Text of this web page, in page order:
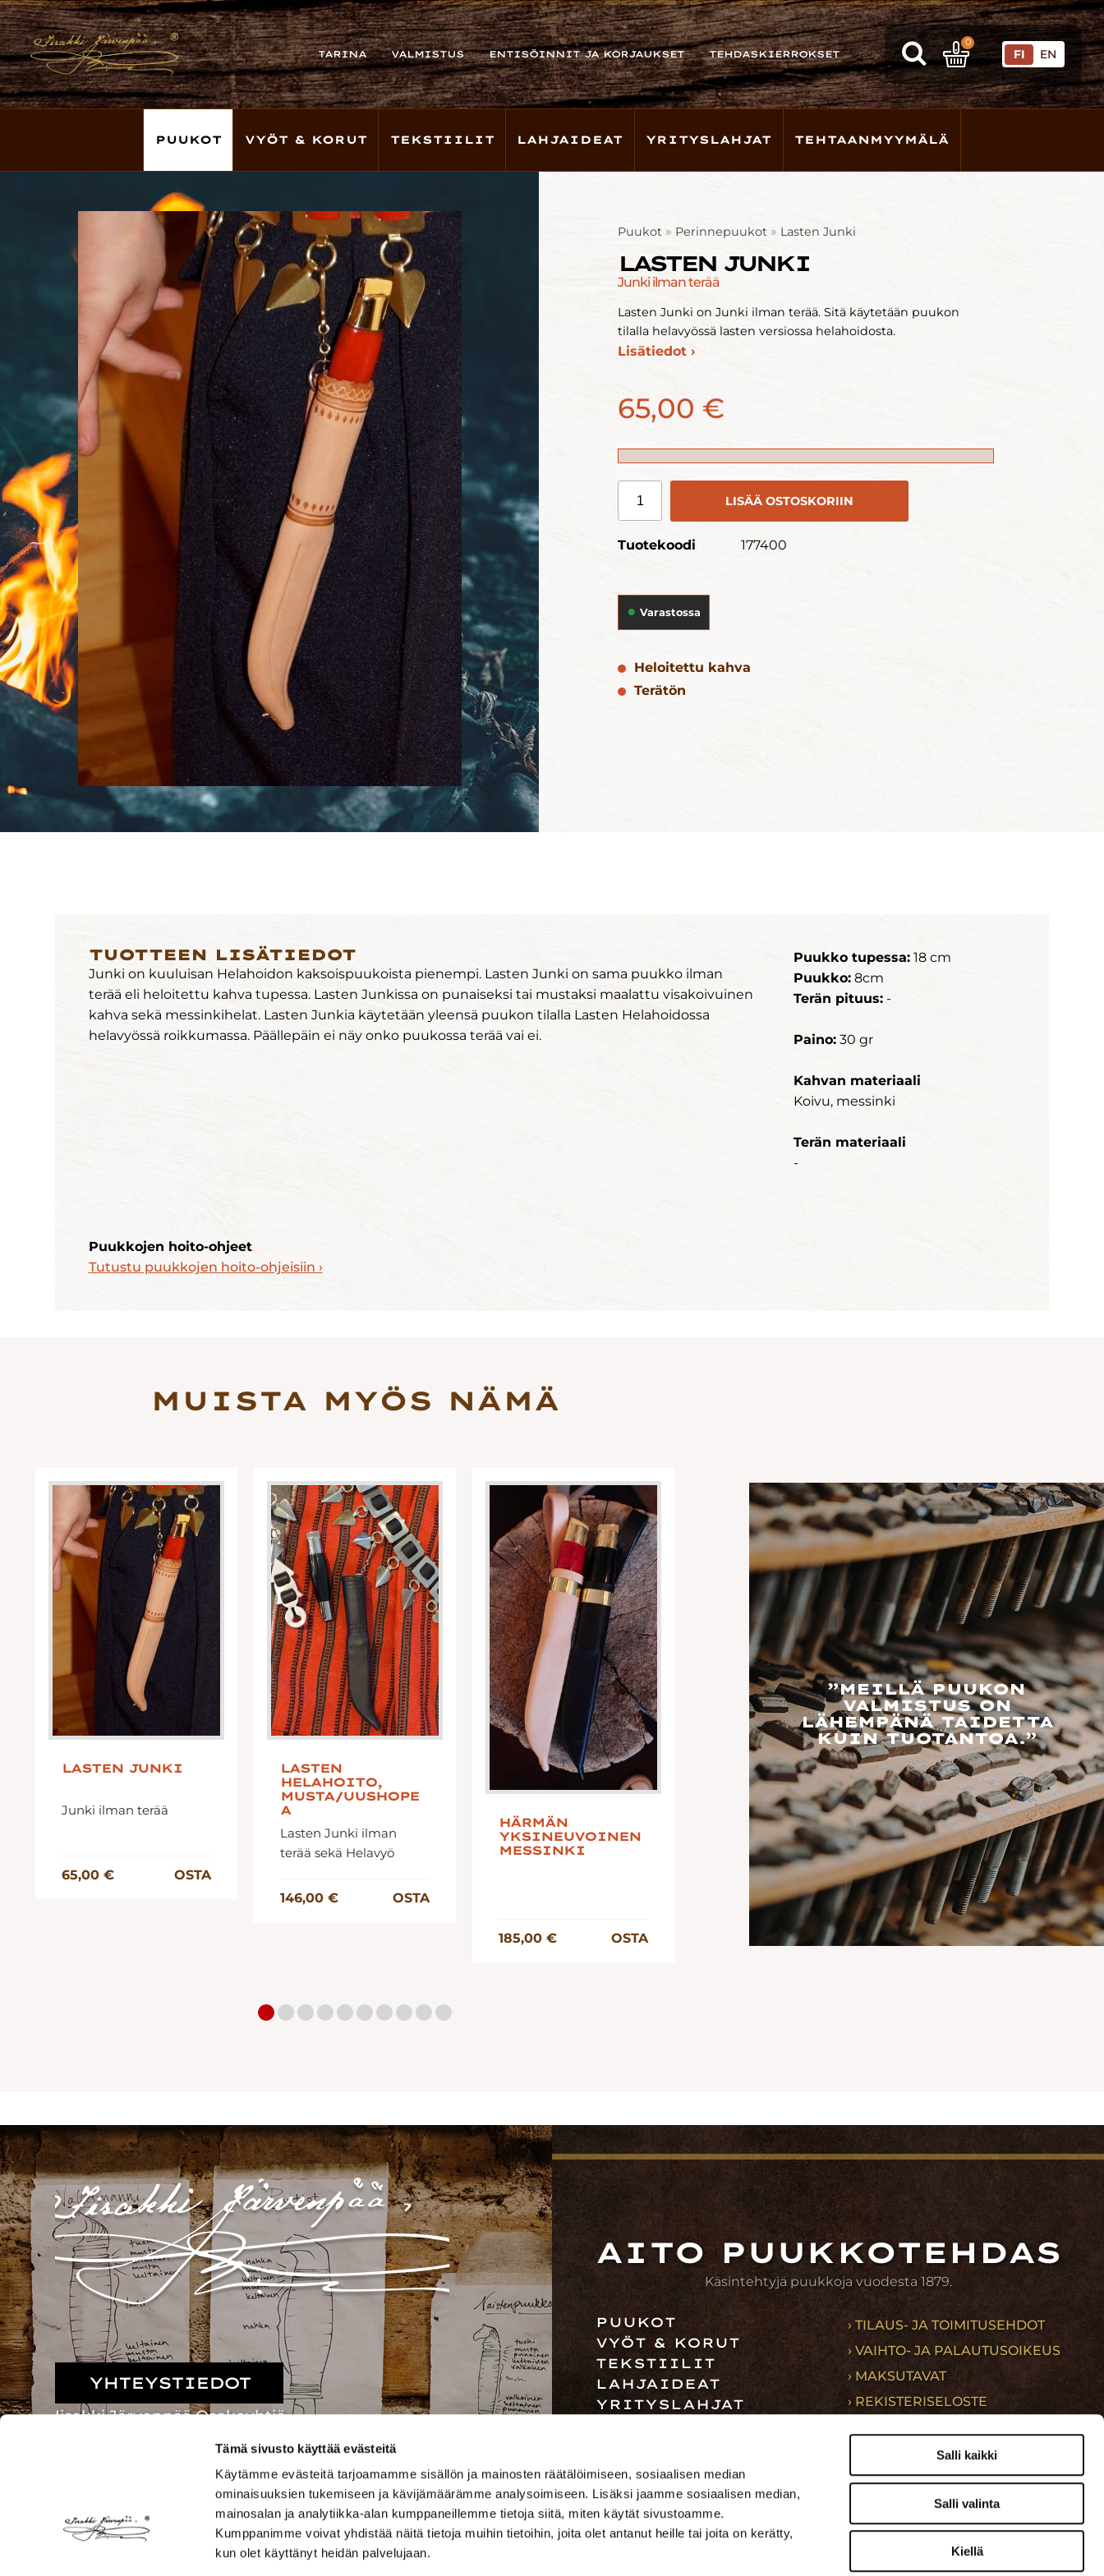
Tämä sivusto käyttää evästeitä
Käytämme evästeitä tarjoamamme sisällön ja mainosten räätälöimiseen, sosiaalisen median
ominaisuuksien tukemiseen ja kävijämäärämme analysoimiseen. Lisäksi jaamme sosiaalisen median,
mainosalan ja analytiikka-alan kumppaneillemme tietoja siitä, miten käytät sivustoamme.
Kumppanimme voivat yhdistää näitä tietoja muihin tietoihin, joita olet antanut heille tai joita on kerätty,
kun olet käyttänyt heidän palvelujaan.
Salli kaikki
Salli valinta
Kiellä
TARINA VALMISTUS ENTISÖINNIT JA KORJAUKSET TEHDASKIERROKSET
0
FI EN
PUUKOT VYÖT & KORUT TEKSTIILIT LAHJAIDEAT YRITYSLAHJAT TEHTAANMYYMÄLÄ
Puukot » Perinnepuukot » Lasten Junki
LASTEN JUNKI
Junki ilman terää
Lasten Junki on Junki ilman terää. Sitä käytetään puukon
tilalla helavyössä lasten versiossa helahoidosta.
Lisätiedot ›
65,00 €
LISÄÄ OSTOSKORIIN
Tuotekoodi 177400
Varastossa
Heloitettu kahva
Terätön
TUOTTEEN LISÄTIEDOT
Junki on kuuluisan Helahoidon kaksoispuukoista pienempi. Lasten Junki on sama puukko ilman
terää eli heloitettu kahva tupessa. Lasten Junkissa on punaiseksi tai mustaksi maalattu visakoivuinen
kahva sekä messinkihelat. Lasten Junkia käytetään yleensä puukon tilalla Lasten Helahoidossa
helavyössä roikkumassa. Päällepäin ei näy onko puukossa terää vai ei.
Puukko tupessa: 18 cm
Puukko: 8cm
Terän pituus: -
Paino: 30 gr
Kahvan materiaali
Koivu, messinki
Terän materiaali
-
Puukkojen hoito-ohjeet
Tutustu puukkojen hoito-ohjeisiin ›
LASTEN JUNKI
Junki ilman terää
65,00 € OSTA
LASTEN
HELAHOITO,
MUSTA/UUSHOPE
A
Lasten Junki ilman
terää sekä Helavyö
146,00 € OSTA
HÄRMÄN
YKSINEUVOINEN
MESSINKI
185,00 € OSTA
LASTEN
HELAHOITO,
PUN/MESSINKI
Lasten Junki ilman
terää ja helavyö
145,00 € OSTA
HÄRMÄN
YKSINEUVOINEN
JA HELAVYÖ
MESSINKI
Setti joko kokonaan
musta tai punainen
vaalealla nahalla
340,00 € OSTA
”MEILLÄ PUUKON
VALMISTUS ON
LÄHEMPÄNÄ TAIDETTA
KUIN TUOTANTOA.”
YHTEYSTIEDOT
Iisakki Järvenpää Osakeyhtiö
Passinraitti 32, 62200 Kauhava
info@iisakkijarvenpaa.fi
Avoinna
elo-toukokuussa ma-pe 9-16
AITO PUUKKOTEHDAS
Käsintehtyjä puukkoja vuodesta 1879.
PUUKOT
VYÖT & KORUT
TEKSTIILIT
LAHJAIDEAT
YRITYSLAHJAT
› TILAUS- JA TOIMITUSEHDOT
› VAIHTO- JA PALAUTUSOIKEUS
› MAKSUTAVAT
› REKISTERISELOSTE
› TAPAHTUMAT
› AVOIMET TYÖPAIKAT